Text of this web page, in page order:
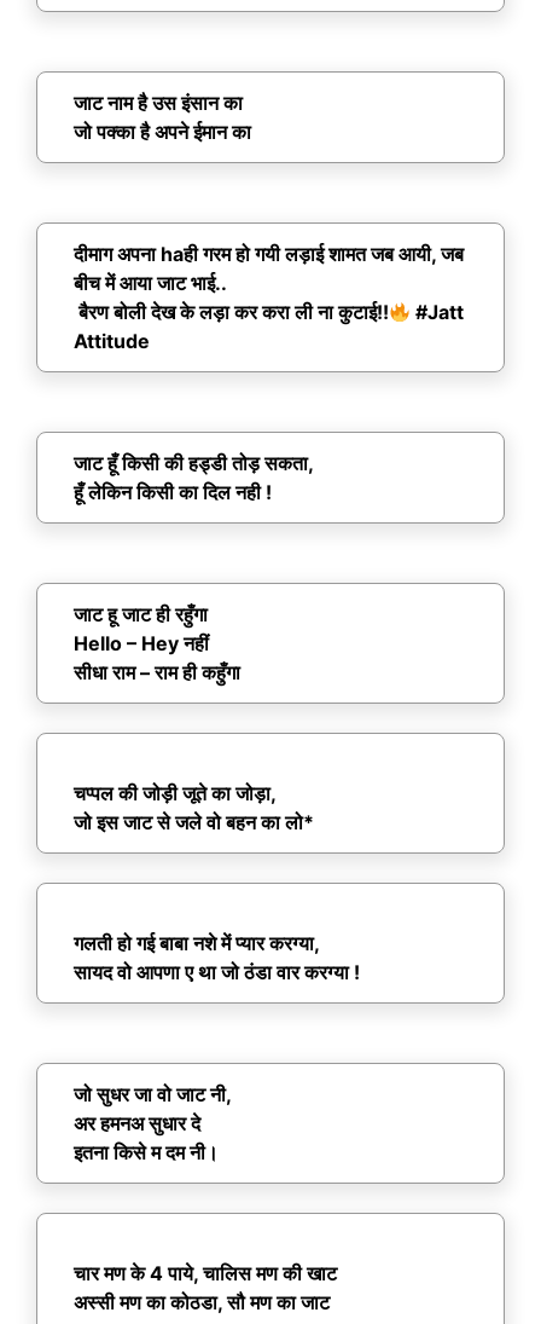
जाट नाम है उस इंसान का
जो पक्का है अपने ईमान का
दीमाग अपना haही गरम हो गयी लड़ाई शामत जब आयी, जब
बीच में आया जाट भाई..
बैरण बोली देख के लड़ा कर करा ली ना कुटाई!!
#Jatt
Attitude
जाट हूँ किसी की हड्डी तोड़ सकता,
हूँ लेकिन किसी का दिल नही !
जाट हू जाट ही रहुँगा
Hello – Hey नहीं
सीधा राम – राम ही कहुँगा
चप्पल की जोड़ी जूते का जोड़ा,
जो इस जाट से जले वो बहन का लो*
गलती हो गई बाबा नशे में प्यार करग्या,
सायद वो आपणा ए था जो ठंडा वार करग्या !
जो सुधर जा वो जाट नी,
अर हमनअ सुधार दे
इतना किसे म दम नी।
चार मण के 4 पाये, चालिस मण की खाट
अस्सी मण का कोठडा, सौ मण का जाट